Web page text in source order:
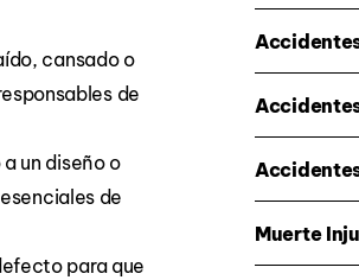
cansado o
de
un diseño o
de
para que
Muerte